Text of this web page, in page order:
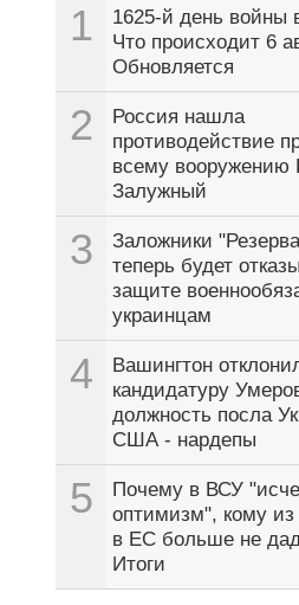
1
1625-й день войны
Что происходит 6
Обновляется
2
Россия нашла
противодействие
всему вооружению
Залужный
3
Заложники
теперь будет
защите
украинцам
4
Вашингтон
кандидатуру
должность посла
США - нардепы
5
Почему в ВСУ
оптимизм", кому из
в ЕС больше не
Итоги